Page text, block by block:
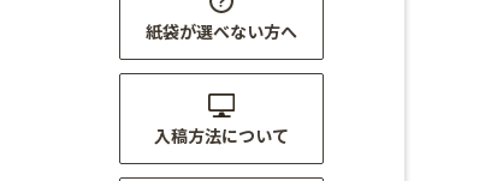
紙袋が選べない方へ
入稿方法について